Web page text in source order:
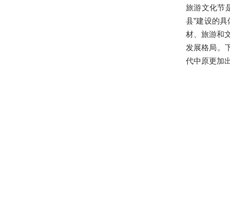
旅游文化节
县”建设的
材、旅游和
发展格局。
代中原更加